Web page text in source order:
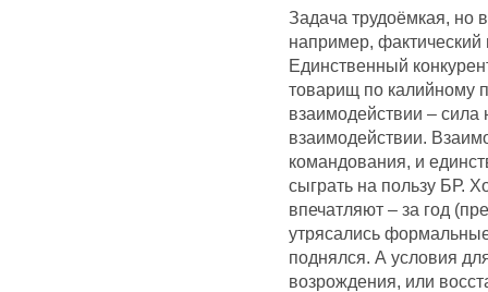
Задача трудоёмкая, но
например,
Единственный
товарищ по калийному
взаимодействии –
взаимодействии.
командования, и
сыграть на пользу БР.
впечатляют – за год
утрясались
поднялся. А условия
возрождения, или